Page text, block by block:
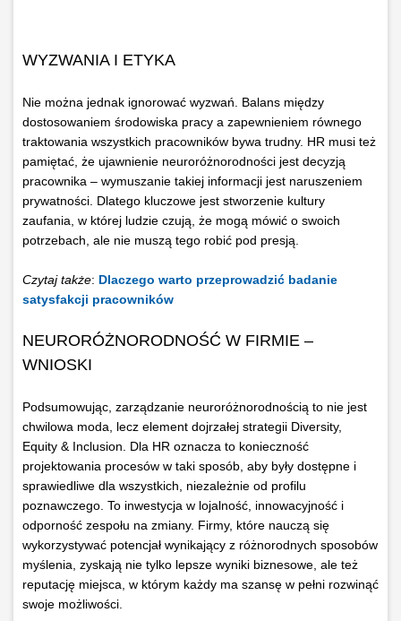
WYZWANIA I ETYKA
Nie można jednak ignorować wyzwań. Balans między
dostosowaniem środowiska pracy a zapewnieniem równego
traktowania wszystkich pracowników bywa trudny. HR musi też
pamiętać, że ujawnienie neuroróżnorodności jest decyzją
pracownika – wymuszanie takiej informacji jest naruszeniem
prywatności. Dlatego kluczowe jest stworzenie kultury
zaufania, w której ludzie czują, że mogą mówić o swoich
potrzebach, ale nie muszą tego robić pod presją.
Czytaj także: Dlaczego warto przeprowadzić badanie
satysfakcji pracowników
NEURORÓŻNORODNOŚĆ W FIRMIE –
WNIOSKI
Podsumowując, zarządzanie neuroróżnorodnością to nie jest
chwilowa moda, lecz element dojrzałej strategii Diversity,
Equity & Inclusion. Dla HR oznacza to konieczność
projektowania procesów w taki sposób, aby były dostępne i
sprawiedliwe dla wszystkich, niezależnie od profilu
poznawczego. To inwestycja w lojalność, innowacyjność i
odporność zespołu na zmiany. Firmy, które nauczą się
wykorzystywać potencjał wynikający z różnorodnych sposobów
myślenia, zyskają nie tylko lepsze wyniki biznesowe, ale też
reputację miejsca, w którym każdy ma szansę w pełni rozwinąć
swoje możliwości.